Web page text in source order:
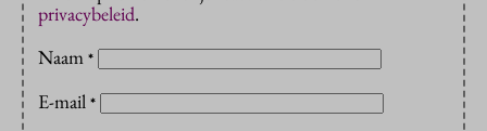
privacybeleid.
Naam *
E-mail *